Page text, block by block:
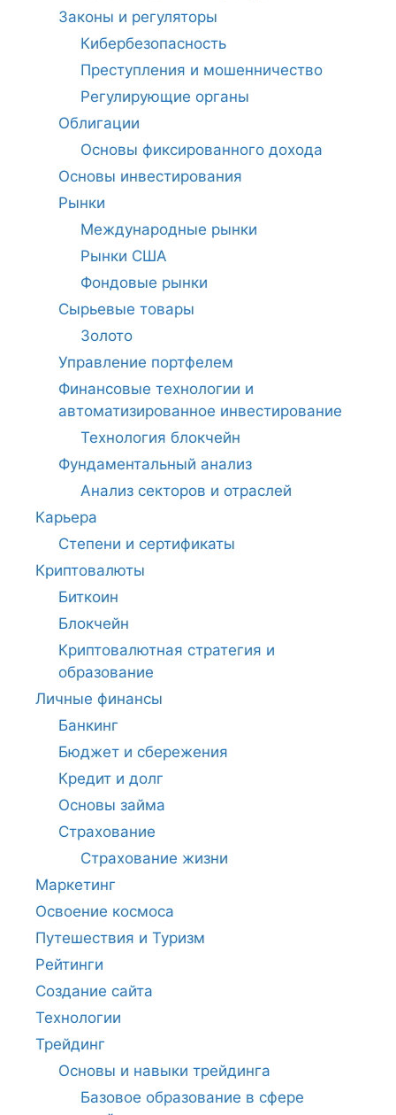
Законы и регуляторы
Кибербезопасность
Преступления и мошенничество
Регулирующие органы
Облигации
Основы фиксированного дохода
Основы инвестирования
Рынки
Международные рынки
Рынки США
Фондовые рынки
Сырьевые товары
Золото
Управление портфелем
Финансовые технологии и
автоматизированное инвестирование
Технология блокчейн
Фундаментальный анализ
Анализ секторов и отраслей
Карьера
Степени и сертификаты
Криптовалюты
Биткоин
Блокчейн
Криптовалютная стратегия и
образование
Личные финансы
Банкинг
Бюджет и сбережения
Кредит и долг
Основы займа
Страхование
Страхование жизни
Маркетинг
Освоение космоса
Путешествия и Туризм
Рейтинги
Создание сайта
Технологии
Трейдинг
Основы и навыки трейдинга
Базовое образование в сфере